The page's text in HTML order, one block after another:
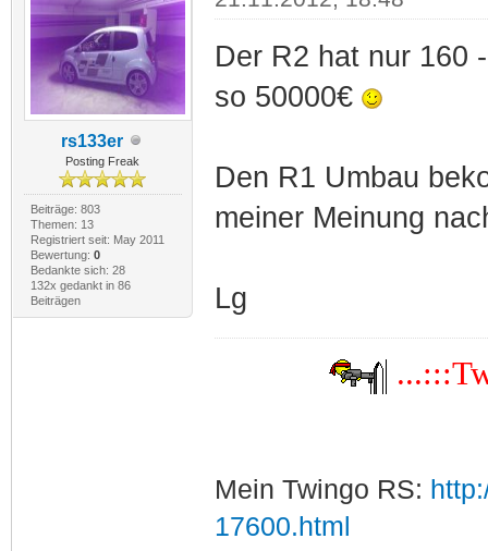
rs133er
Posting Freak
Beiträge: 803
Themen: 13
Registriert seit: May 2011
Bewertung: 0
Bedankte sich: 28
132x gedankt in 86
Beiträgen
Der R2 hat nur 160
so 50000€
Den R1 Umbau
meiner Meinung
Lg
Mein Twingo RS:
17600.html